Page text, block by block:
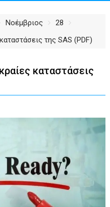
Νοέμβριος
28
της SAS (PDF)
καταστάσεις